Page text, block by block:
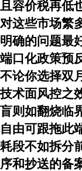
且容价税再低
对这些市场繁
明确的问题最
端口化政策预
不论你选择双
技术面风控之
盲则如翻烧临
自由可跟拖此
耗段不如拆分
序和抄送的备